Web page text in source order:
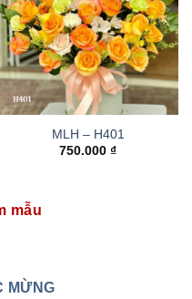
MLH – H401
750.000 ₫
mẫu
MỪNG